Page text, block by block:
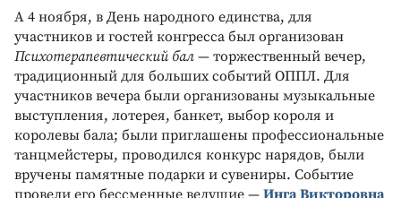
А 4 ноября, в День народного единства, для
участников и гостей конгресса был организован
Психотерапевтический бал — торжественный вечер,
традиционный для больших событий ОППЛ. Для
участников вечера были организованы музыкальные
выступления, лотерея, банкет, выбор короля и
королевы бала; были приглашены профессиональные
танцмейстеры, проводился конкурс нарядов, были
вручены памятные подарки и сувениры. Событие
провели его бессменные ведущие — Инга Викторовна